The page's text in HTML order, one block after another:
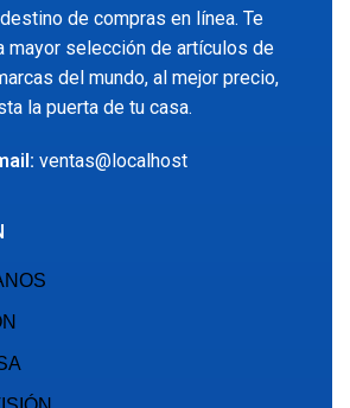
de compras en línea. Te
mayor selección de artículos de
del mundo, al mejor precio,
la puerta de tu casa.
ventas@localhost